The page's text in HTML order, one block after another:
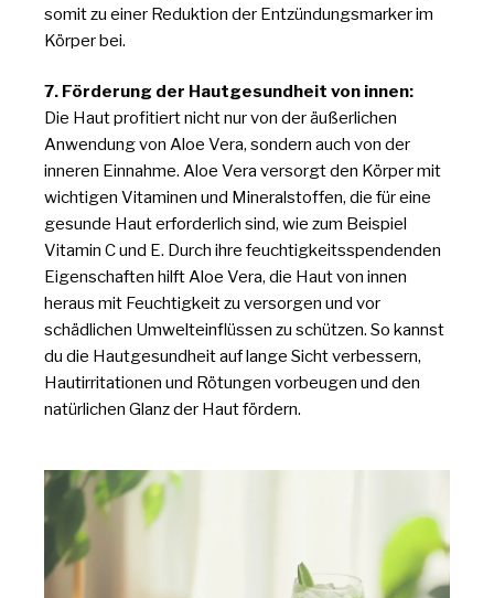
somit zu einer Reduktion der Entzündungsmarker im
Körper bei.
7. Förderung der Hautgesundheit von innen:
Die Haut profitiert nicht nur von der äußerlichen
Anwendung von Aloe Vera, sondern auch von der
inneren Einnahme. Aloe Vera versorgt den Körper mit
wichtigen Vitaminen und Mineralstoffen, die für eine
gesunde Haut erforderlich sind, wie zum Beispiel
Vitamin C und E. Durch ihre feuchtigkeitsspendenden
Eigenschaften hilft Aloe Vera, die Haut von innen
heraus mit Feuchtigkeit zu versorgen und vor
schädlichen Umwelteinflüssen zu schützen. So kannst
du die Hautgesundheit auf lange Sicht verbessern,
Hautirritationen und Rötungen vorbeugen und den
natürlichen Glanz der Haut fördern.